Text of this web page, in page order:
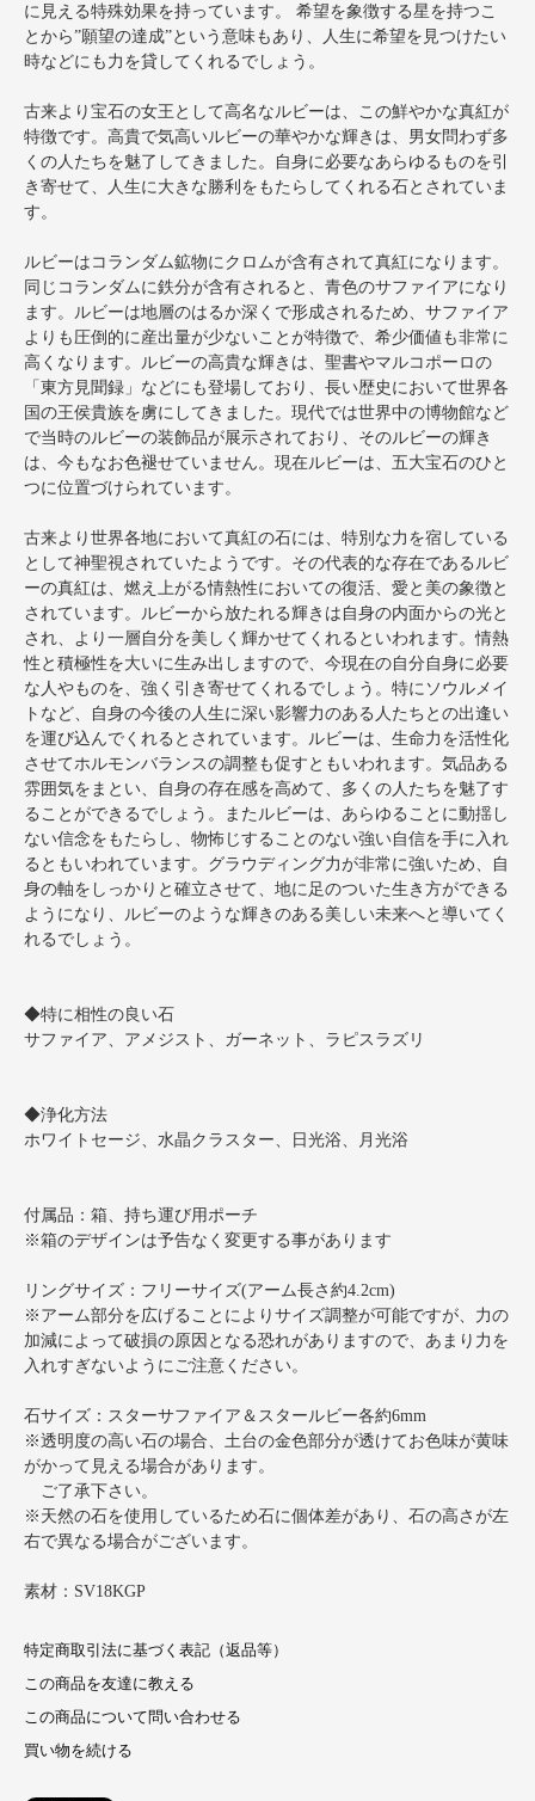
に見える特殊効果を持っています。 希望を象徴する星を持つこ
とから”願望の達成”という意味もあり、人生に希望を見つけたい
時などにも力を貸してくれるでしょう。
古来より宝石の女王として高名なルビーは、この鮮やかな真紅が
特徴です。高貴で気高いルビーの華やかな輝きは、男女問わず多
くの人たちを魅了してきました。自身に必要なあらゆるものを引
き寄せて、人生に大きな勝利をもたらしてくれる石とされていま
す。
ルビーはコランダム鉱物にクロムが含有されて真紅になります。
同じコランダムに鉄分が含有されると、青色のサファイアになり
ます。ルビーは地層のはるか深くで形成されるため、サファイア
よりも圧倒的に産出量が少ないことが特徴で、希少価値も非常に
高くなります。ルビーの高貴な輝きは、聖書やマルコポーロの
「東方見聞録」などにも登場しており、長い歴史において世界各
国の王侯貴族を虜にしてきました。現代では世界中の博物館など
で当時のルビーの装飾品が展示されており、そのルビーの輝き
は、今もなお色褪せていません。現在ルビーは、五大宝石のひと
つに位置づけられています。
古来より世界各地において真紅の石には、特別な力を宿している
として神聖視されていたようです。その代表的な存在であるルビ
ーの真紅は、燃え上がる情熱性においての復活、愛と美の象徴と
されています。ルビーから放たれる輝きは自身の内面からの光と
され、より一層自分を美しく輝かせてくれるといわれます。情熱
性と積極性を大いに生み出しますので、今現在の自分自身に必要
な人やものを、強く引き寄せてくれるでしょう。特にソウルメイ
トなど、自身の今後の人生に深い影響力のある人たちとの出逢い
を運び込んでくれるとされています。ルビーは、生命力を活性化
させてホルモンバランスの調整も促すともいわれます。気品ある
雰囲気をまとい、自身の存在感を高めて、多くの人たちを魅了す
ることができるでしょう。またルビーは、あらゆることに動揺し
ない信念をもたらし、物怖じすることのない強い自信を手に入れ
るともいわれています。グラウディング力が非常に強いため、自
身の軸をしっかりと確立させて、地に足のついた生き方ができる
ようになり、ルビーのような輝きのある美しい未来へと導いてく
れるでしょう。
◆特に相性の良い石
サファイア、アメジスト、ガーネット、ラピスラズリ
◆浄化方法
ホワイトセージ、水晶クラスター、日光浴、月光浴
付属品：箱、持ち運び用ポーチ
※箱のデザインは予告なく変更する事があります
リングサイズ：フリーサイズ(アーム長さ約4.2cm)
※アーム部分を広げることによりサイズ調整が可能ですが、力の
加減によって破損の原因となる恐れがありますので、あまり力を
入れすぎないようにご注意ください。
石サイズ：スターサファイア＆スタールビー各約6mm
※透明度の高い石の場合、土台の金色部分が透けてお色味が黄味
がかって見える場合があります。
ご了承下さい。
※天然の石を使用しているため石に個体差があり、石の高さが左
右で異なる場合がございます。
素材：SV18KGP
特定商取引法に基づく表記（返品等）
この商品を友達に教える
この商品について問い合わせる
買い物を続ける